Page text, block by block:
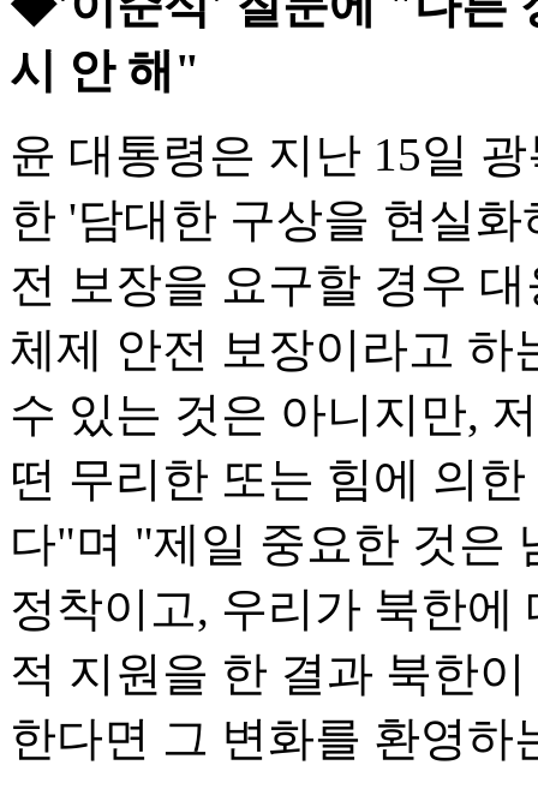
시 안 해"
윤 대통령은 지난 15일
한 '담대한 구상을 현실
전 보장을 요구할 경우
체제 안전 보장이라고 하
수 있는 것은 아니지만,
떤 무리한 또는 힘에 의
다"며 "제일 중요한 것은
정착이고, 우리가 북한에
적 지원을 한 결과 북한
한다면 그 변화를 환영